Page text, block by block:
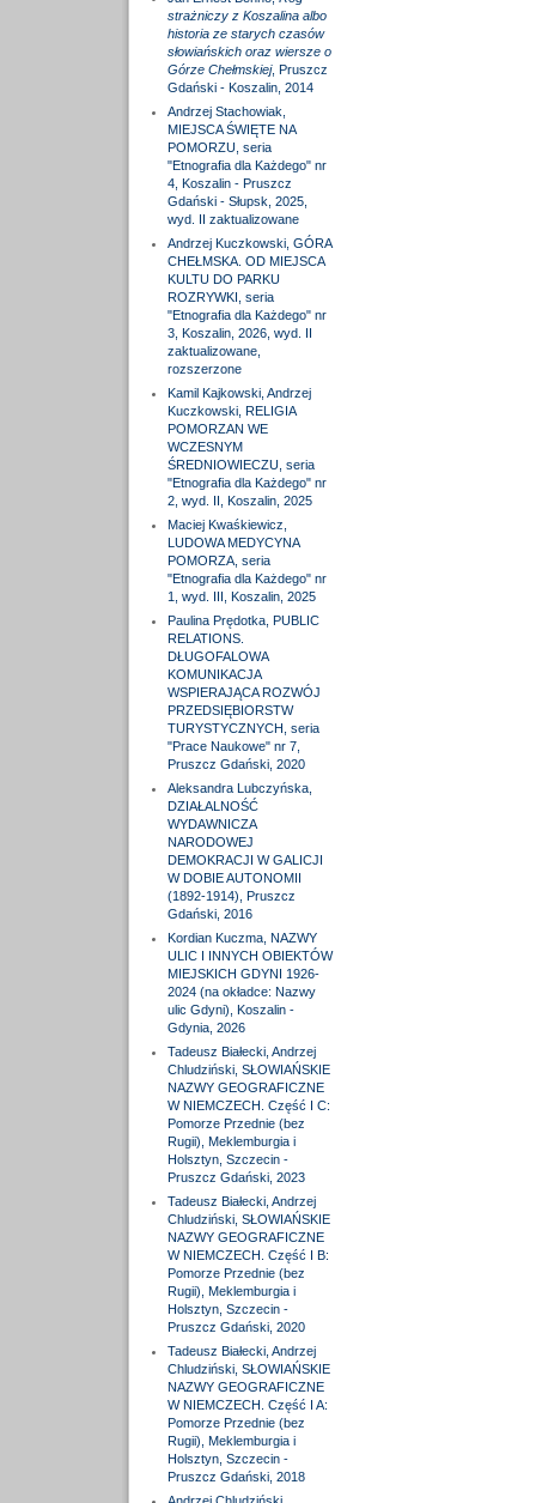
strażniczy z Koszalina albo
historia ze starych czasów
słowiańskich oraz wiersze o
Górze Chełmskiej, Pruszcz
Gdański - Koszalin, 2014
Andrzej Stachowiak,
MIEJSCA ŚWIĘTE NA
POMORZU, seria
"Etnografia dla Każdego" nr
4, Koszalin - Pruszcz
Gdański - Słupsk, 2025,
wyd. II zaktualizowane
Andrzej Kuczkowski, GÓRA
CHEŁMSKA. OD MIEJSCA
KULTU DO PARKU
ROZRYWKI, seria
"Etnografia dla Każdego" nr
3, Koszalin, 2026, wyd. II
zaktualizowane,
rozszerzone
Kamil Kajkowski, Andrzej
Kuczkowski, RELIGIA
POMORZAN WE
WCZESNYM
ŚREDNIOWIECZU, seria
"Etnografia dla Każdego" nr
2, wyd. II, Koszalin, 2025
Maciej Kwaśkiewicz,
LUDOWA MEDYCYNA
POMORZA, seria
"Etnografia dla Każdego" nr
1, wyd. III, Koszalin, 2025
Paulina Prędotka, PUBLIC
RELATIONS.
DŁUGOFALOWA
KOMUNIKACJA
WSPIERAJĄCA ROZWÓJ
PRZEDSIĘBIORSTW
TURYSTYCZNYCH, seria
"Prace Naukowe" nr 7,
Pruszcz Gdański, 2020
Aleksandra Lubczyńska,
DZIAŁALNOŚĆ
WYDAWNICZA
NARODOWEJ
DEMOKRACJI W GALICJI
W DOBIE AUTONOMII
(1892-1914), Pruszcz
Gdański, 2016
Kordian Kuczma, NAZWY
ULIC I INNYCH OBIEKTÓW
MIEJSKICH GDYNI 1926-
2024 (na okładce: Nazwy
ulic Gdyni), Koszalin -
Gdynia, 2026
Tadeusz Białecki, Andrzej
Chludziński, SŁOWIAŃSKIE
NAZWY GEOGRAFICZNE
W NIEMCZECH. Część I C:
Pomorze Przednie (bez
Rugii), Meklemburgia i
Holsztyn, Szczecin -
Pruszcz Gdański, 2023
Tadeusz Białecki, Andrzej
Chludziński, SŁOWIAŃSKIE
NAZWY GEOGRAFICZNE
W NIEMCZECH. Część I B:
Pomorze Przednie (bez
Rugii), Meklemburgia i
Holsztyn, Szczecin -
Pruszcz Gdański, 2020
Tadeusz Białecki, Andrzej
Chludziński, SŁOWIAŃSKIE
NAZWY GEOGRAFICZNE
W NIEMCZECH. Część I A:
Pomorze Przednie (bez
Rugii), Meklemburgia i
Holsztyn, Szczecin -
Pruszcz Gdański, 2018